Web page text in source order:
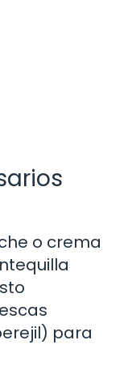
o crema
para